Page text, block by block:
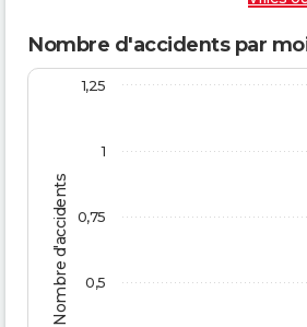
Nombre d'accidents par
Nombre d'accidents
1
0,5
0,75
1,25